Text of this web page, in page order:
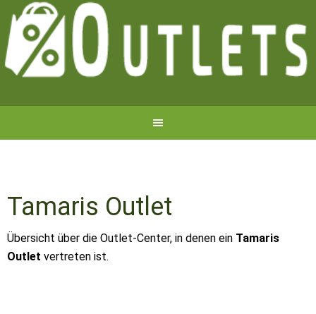
Tamaris Outlet
Übersicht über die Outlet-Center, in denen ein Tamaris
Outlet vertreten ist.